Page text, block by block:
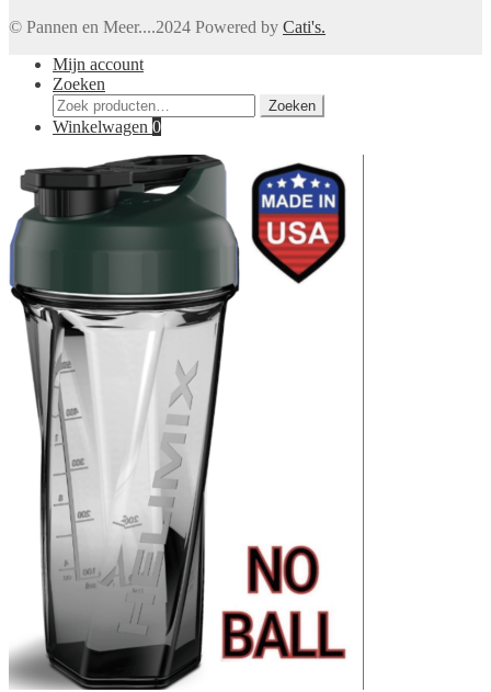
© Pannen en Meer....2024 Powered by Cati's.
Mijn account
Zoeken
Zoeken
naar:
Zoeken
Winkelwagen 0